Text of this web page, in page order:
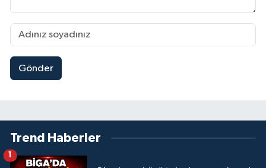
Gönder
Trend Haberler
1